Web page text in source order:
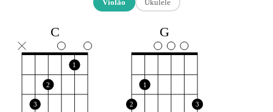
Violão Ukulele
C
3
2
1
G
2
1
3